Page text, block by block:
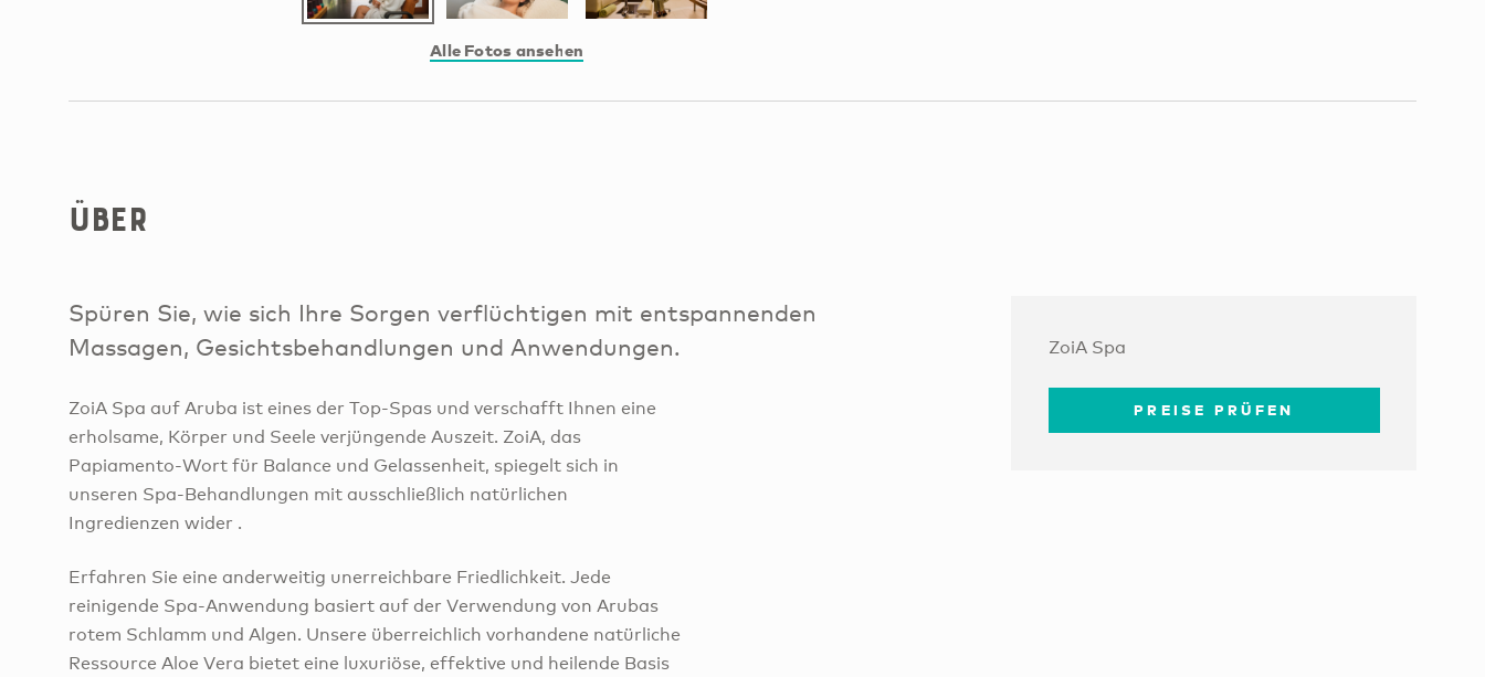
Alle Fotos ansehen
Über
Spüren Sie, wie sich Ihre Sorgen verflüchtigen mit entspannenden
Massagen, Gesichtsbehandlungen und Anwendungen.
ZoiA Spa auf Aruba ist eines der Top-Spas und verschafft Ihnen eine
erholsame, Körper und Seele verjüngende Auszeit. ZoiA, das
Papiamento-Wort für Balance und Gelassenheit, spiegelt sich in
unseren Spa-Behandlungen mit ausschließlich natürlichen
Ingredienzen wider .
Erfahren Sie eine anderweitig unerreichbare Friedlichkeit. Jede
reinigende Spa-Anwendung basiert auf der Verwendung von Arubas
rotem Schlamm und Algen. Unsere überreichlich vorhandene natürliche
Ressource Aloe Vera bietet eine luxuriöse, effektive und heilende Basis
ZoiA Spa
PREISE PRÜFEN